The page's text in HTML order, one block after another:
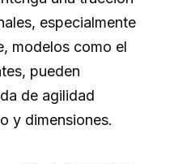
especialmente
modelos como el
pueden
de agilidad
y dimensiones.